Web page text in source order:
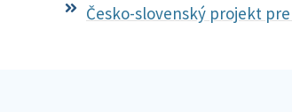
Česko-slovenský projekt